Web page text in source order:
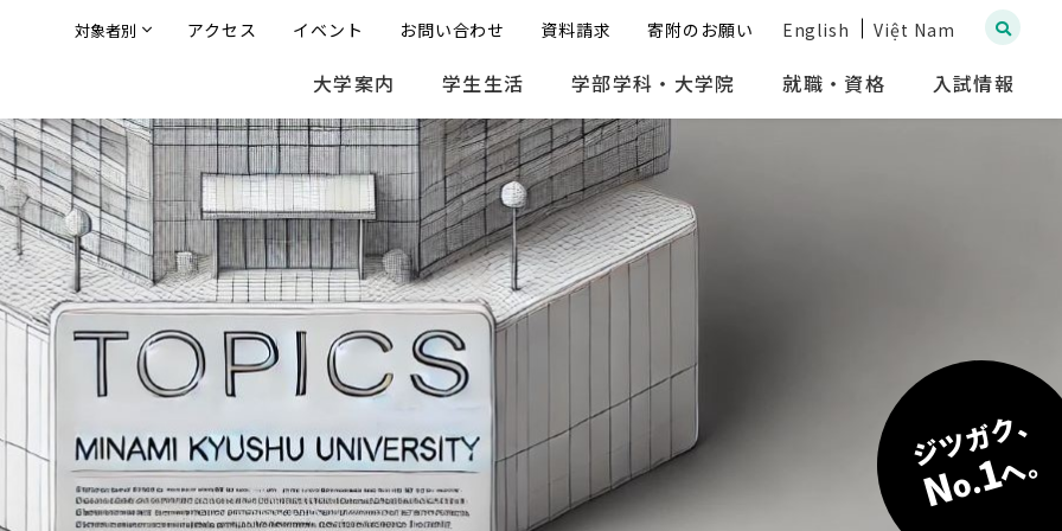
大学案内 学生生活 学部学科・大学院 就職・資格 入試情報
English Việt Nam
対象者別 アクセス イベント お問い合わせ 資料請求 寄附のお願い
ジツガク、
No.1へ。